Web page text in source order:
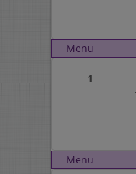
Menu
1
Menu